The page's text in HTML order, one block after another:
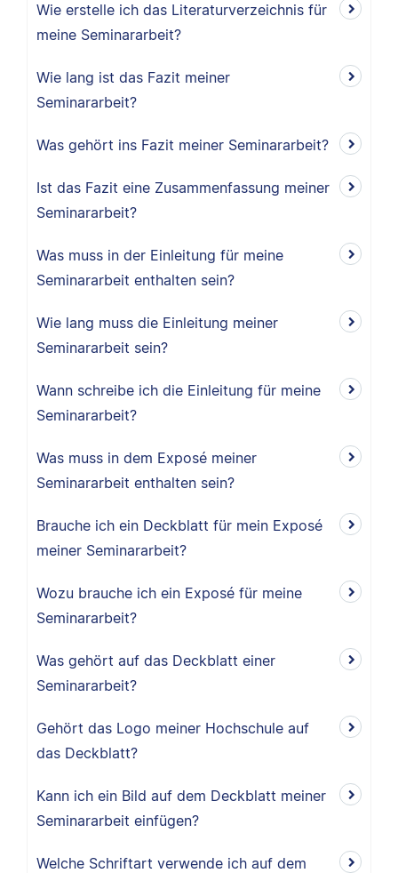
Wie erstelle ich das Literaturverzeichnis für
meine Seminararbeit?
Wie lang ist das Fazit meiner
Seminararbeit?
Was gehört ins Fazit meiner Seminararbeit?
Ist das Fazit eine Zusammenfassung meiner
Seminararbeit?
Was muss in der Einleitung für meine
Seminararbeit enthalten sein?
Wie lang muss die Einleitung meiner
Seminararbeit sein?
Wann schreibe ich die Einleitung für meine
Seminararbeit?
Was muss in dem Exposé meiner
Seminararbeit enthalten sein?
Brauche ich ein Deckblatt für mein Exposé
meiner Seminararbeit?
Wozu brauche ich ein Exposé für meine
Seminararbeit?
Was gehört auf das Deckblatt einer
Seminararbeit?
Gehört das Logo meiner Hochschule auf
das Deckblatt?
Kann ich ein Bild auf dem Deckblatt meiner
Seminararbeit einfügen?
Welche Schriftart verwende ich auf dem